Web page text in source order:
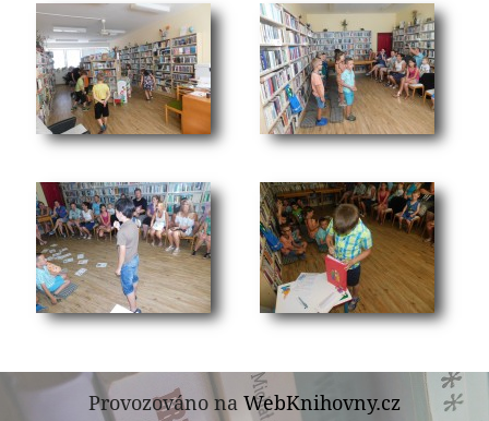
Provozováno na WebKnihovny.cz